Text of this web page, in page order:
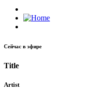
Сейчас в эфире
Title
Artist